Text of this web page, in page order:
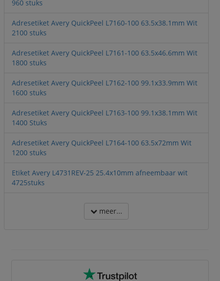
960 stuks
Adresetiket Avery QuickPeel L7160-100 63.5x38.1mm Wit
2100 stuks
Adresetiket Avery QuickPeel L7161-100 63.5x46.6mm Wit
1800 stuks
Adresetiket Avery QuickPeel L7162-100 99.1x33.9mm Wit
1600 stuks
Adresetiket Avery QuickPeel L7163-100 99.1x38.1mm Wit
1400 Stuks
Adresetiket Avery QuickPeel L7164-100 63.5x72mm Wit
1200 stuks
Etiket Avery L4731REV-25 25.4x10mm afneembaar wit
4725stuks
meer...